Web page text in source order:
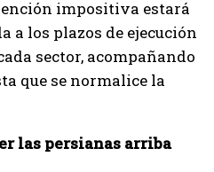
impositiva estará
a los plazos de ejecución
sector, acompañando
que se normalice la
las persianas arriba